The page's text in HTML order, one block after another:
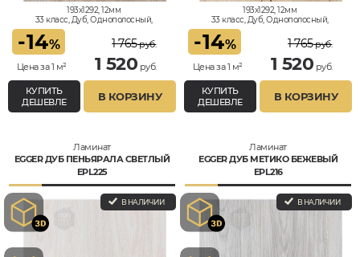
193x1292, 12мм
33 класс, Дуб, Однополосный,
-14%
Цена за 1 м²
1 765руб.
1 520 руб.
КУПИТЬ
ДЕШЕВЛЕ
В КОРЗИНУ
193x1292, 12мм
33 класс, Дуб, Однополосный,
-14%
Цена за 1 м²
1 765руб.
1 520 руб.
КУПИТЬ
ДЕШЕВЛЕ
В КОРЗИНУ
Ламинат
EGGER ДУБ ПЕНЬЯРАЛА СВЕТЛЫЙ
EPL225
В НАЛИЧИИ
Ламинат
EGGER ДУБ МЕТИКО БЕЖЕВЫЙ
EPL216
В НАЛИЧИИ